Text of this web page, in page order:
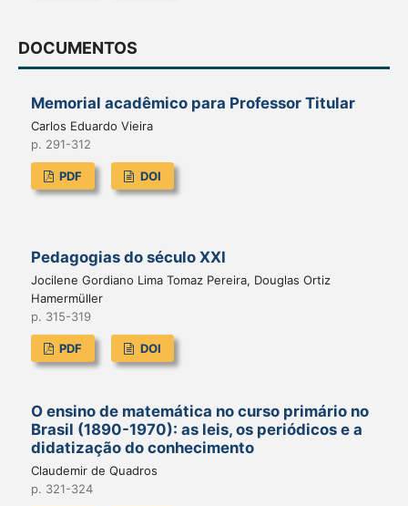
DOCUMENTOS
Memorial acadêmico para Professor Titular
Carlos Eduardo Vieira
p. 291-312
PDF DOI
Pedagogias do século XXI
Jocilene Gordiano Lima Tomaz Pereira, Douglas Ortiz
Hamermüller
p. 315-319
PDF DOI
O ensino de matemática no curso primário no
Brasil (1890-1970): as leis, os periódicos e a
didatização do conhecimento
Claudemir de Quadros
p. 321-324